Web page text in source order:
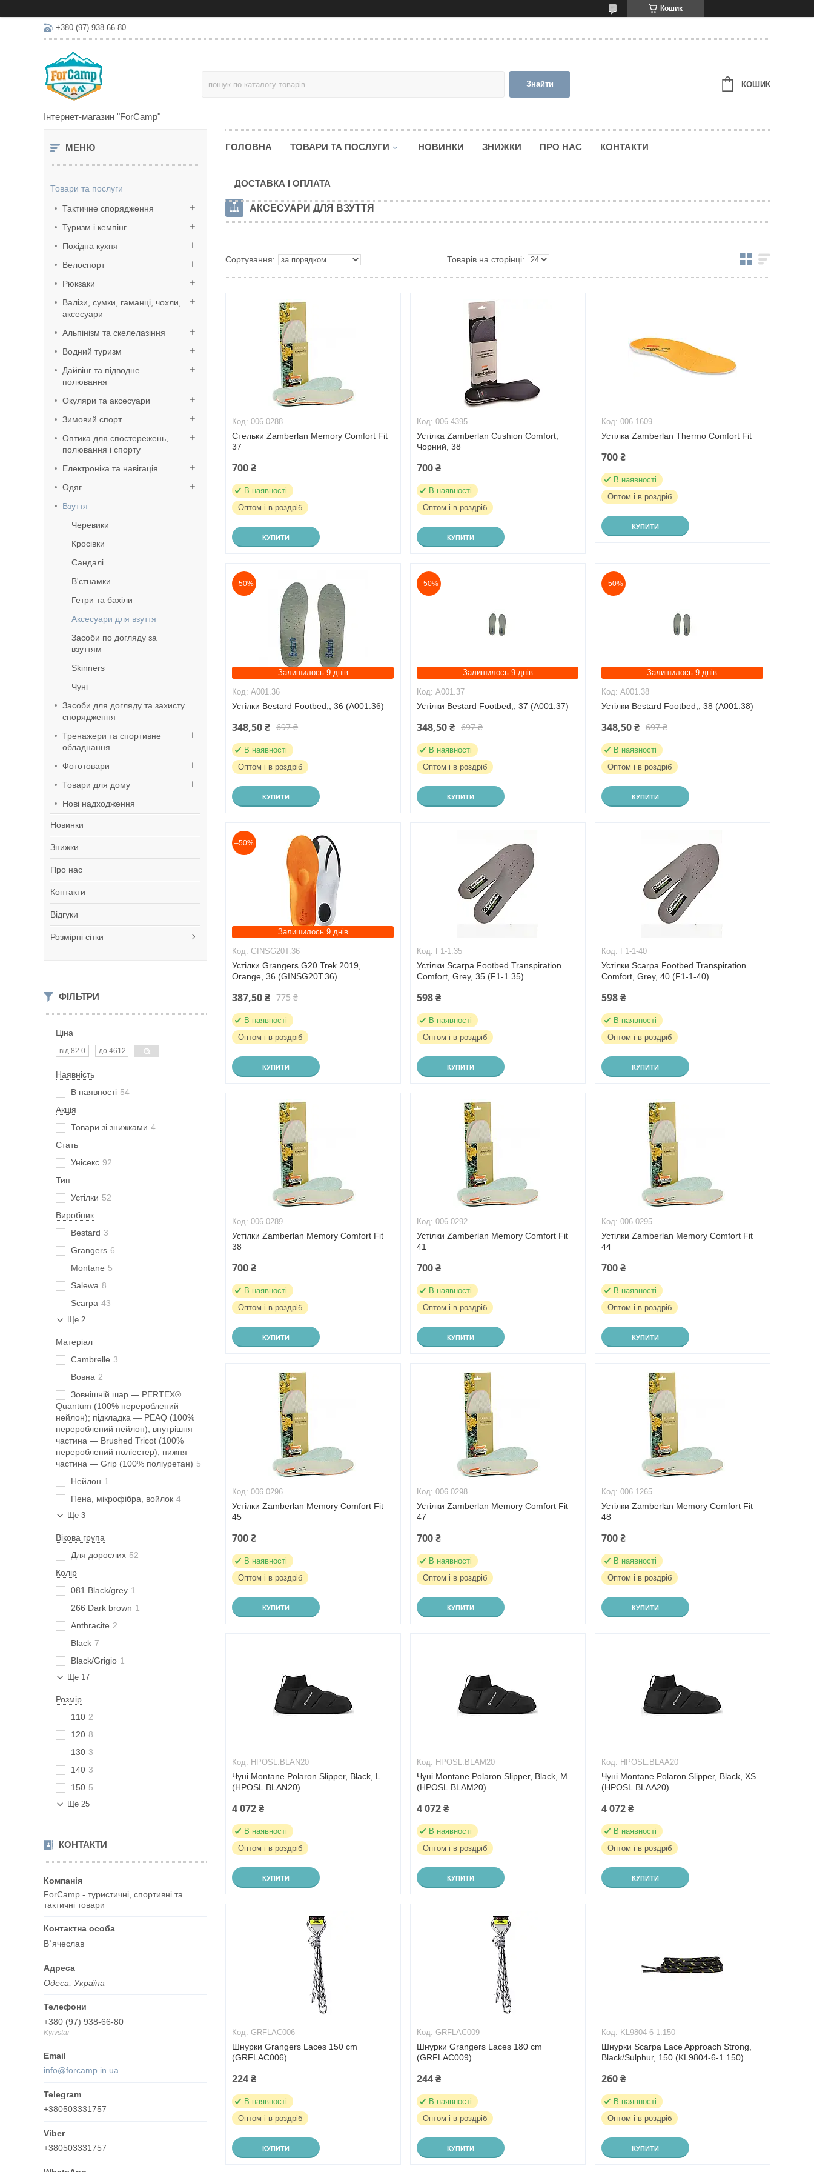
Кошик
+380 (97) 938-66-80
Інтернет-магазин "ForCamp"
Знайти КОШИК
Товари та послуги
Тактичне спорядження
Туризм і кемпінг
Похідна кухня
Велоспорт
Рюкзаки
Валізи, сумки, гаманці, чохли,
аксесуари
Альпінізм та скелелазіння
Водний туризм
Дайвінг та підводне
полювання
Окуляри та аксесуари
Зимовий спорт
Оптика для спостережень,
полювання і спорту
Електроніка та навігація
Одяг
Взуття
Черевики
Кросівки
Сандалі
В'єтнамки
Гетри та бахіли
Аксесуари для взуття
Засоби по догляду за
взуттям
Skinners
Чуні
Засоби для догляду та захисту
спорядження
Тренажери та спортивне
обладнання
Фототовари
Товари для дому
Нові надходження
Новинки
Знижки
Про нас
Контакти
Відгуки
Розмірні сітки
ФІЛЬТРИ
Ціна
Наявність
В наявності 54
Акція
Товари зі знижками 4
Стать
Унісекс 92
Тип
Устілки 52
Виробник
Bestard 3
Grangers 6
Montane 5
Salewa 8
Scarpa 43
Ще 2
Матеріал
Cambrelle 3
Вовна 2
Зовнішній шар — PERTEX®
Quantum (100% перероблений
нейлон); підкладка — PEAQ (100%
перероблений нейлон); внутрішня
частина — Brushed Tricot (100%
перероблений поліестер); нижня
частина — Grip (100% поліуретан) 5
Нейлон 1
Пена, мікрофібра, войлок 4
Ще 3
Вікова група
Для дорослих 52
Колір
081 Black/grey 1
266 Dark brown 1
Anthracite 2
Black 7
Black/Grigio 1
Ще 17
Розмір
110 2
120 8
130 3
140 3
150 5
Ще 25
КОНТАКТИ
ForCamp - туристичні, спортивні та
тактичні товари
В`ячеслав
Одеса, Україна
+380 (97) 938-66-80
Kyivstar
info@forcamp.in.ua
+380503331757
+380503331757
ГОЛОВНА ТОВАРИ ТА ПОСЛУГИ НОВИНКИ ЗНИЖКИ ПРО НАС КОНТАКТИ
ДОСТАВКА І ОПЛАТА
АКСЕСУАРИ ДЛЯ ВЗУТТЯ
006.0288
Стельки Zamberlan Memory Comfort Fit
37
700 ₴
В наявності
Оптом і в роздріб
КУПИТИ
006.4395
Устілка Zamberlan Cushion Comfort,
Чорний, 38
700 ₴
В наявності
Оптом і в роздріб
КУПИТИ
006.1609
Устілка Zamberlan Thermo Comfort Fit
700 ₴
В наявності
Оптом і в роздріб
КУПИТИ
–50%
Залишилось 9 днів
A001.36
Устілки Bestard Footbed,, 36 (A001.36)
348,50 ₴ 697 ₴
В наявності
Оптом і в роздріб
КУПИТИ
–50%
Залишилось 9 днів
A001.37
Устілки Bestard Footbed,, 37 (A001.37)
348,50 ₴ 697 ₴
В наявності
Оптом і в роздріб
КУПИТИ
–50%
Залишилось 9 днів
A001.38
Устілки Bestard Footbed,, 38 (A001.38)
348,50 ₴ 697 ₴
В наявності
Оптом і в роздріб
КУПИТИ
–50%
Залишилось 9 днів
GINSG20T.36
Устілки Grangers G20 Trek 2019,
Orange, 36 (GINSG20T.36)
387,50 ₴ 775 ₴
В наявності
Оптом і в роздріб
КУПИТИ
F1-1.35
Устілки Scarpa Footbed Transpiration
Comfort, Grey, 35 (F1-1.35)
598 ₴
В наявності
Оптом і в роздріб
КУПИТИ
F1-1-40
Устілки Scarpa Footbed Transpiration
Comfort, Grey, 40 (F1-1-40)
598 ₴
В наявності
Оптом і в роздріб
КУПИТИ
006.0289
Устілки Zamberlan Memory Comfort Fit
38
700 ₴
В наявності
Оптом і в роздріб
КУПИТИ
006.0292
Устілки Zamberlan Memory Comfort Fit
41
700 ₴
В наявності
Оптом і в роздріб
КУПИТИ
006.0295
Устілки Zamberlan Memory Comfort Fit
44
700 ₴
В наявності
Оптом і в роздріб
КУПИТИ
006.0296
Устілки Zamberlan Memory Comfort Fit
45
700 ₴
В наявності
Оптом і в роздріб
КУПИТИ
006.0298
Устілки Zamberlan Memory Comfort Fit
47
700 ₴
В наявності
Оптом і в роздріб
КУПИТИ
006.1265
Устілки Zamberlan Memory Comfort Fit
48
700 ₴
В наявності
Оптом і в роздріб
КУПИТИ
HPOSL.BLAN20
Чуні Montane Polaron Slipper, Black, L
(HPOSL.BLAN20)
4 072 ₴
В наявності
Оптом і в роздріб
КУПИТИ
HPOSL.BLAM20
Чуні Montane Polaron Slipper, Black, M
(HPOSL.BLAM20)
4 072 ₴
В наявності
Оптом і в роздріб
КУПИТИ
HPOSL.BLAA20
Чуні Montane Polaron Slipper, Black, XS
(HPOSL.BLAA20)
4 072 ₴
В наявності
Оптом і в роздріб
КУПИТИ
GRFLAC006
Шнурки Grangers Laces 150 cm
(GRFLAC006)
224 ₴
В наявності
Оптом і в роздріб
КУПИТИ
GRFLAC009
Шнурки Grangers Laces 180 cm
(GRFLAC009)
244 ₴
В наявності
Оптом і в роздріб
КУПИТИ
KL9804-6-1.150
Шнурки Scarpa Lace Approach Strong,
Black/Sulphur, 150 (KL9804-6-1.150)
260 ₴
В наявності
Оптом і в роздріб
КУПИТИ